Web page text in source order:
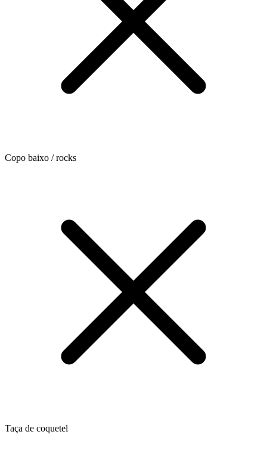
Copo baixo / rocks
Taça de coquetel